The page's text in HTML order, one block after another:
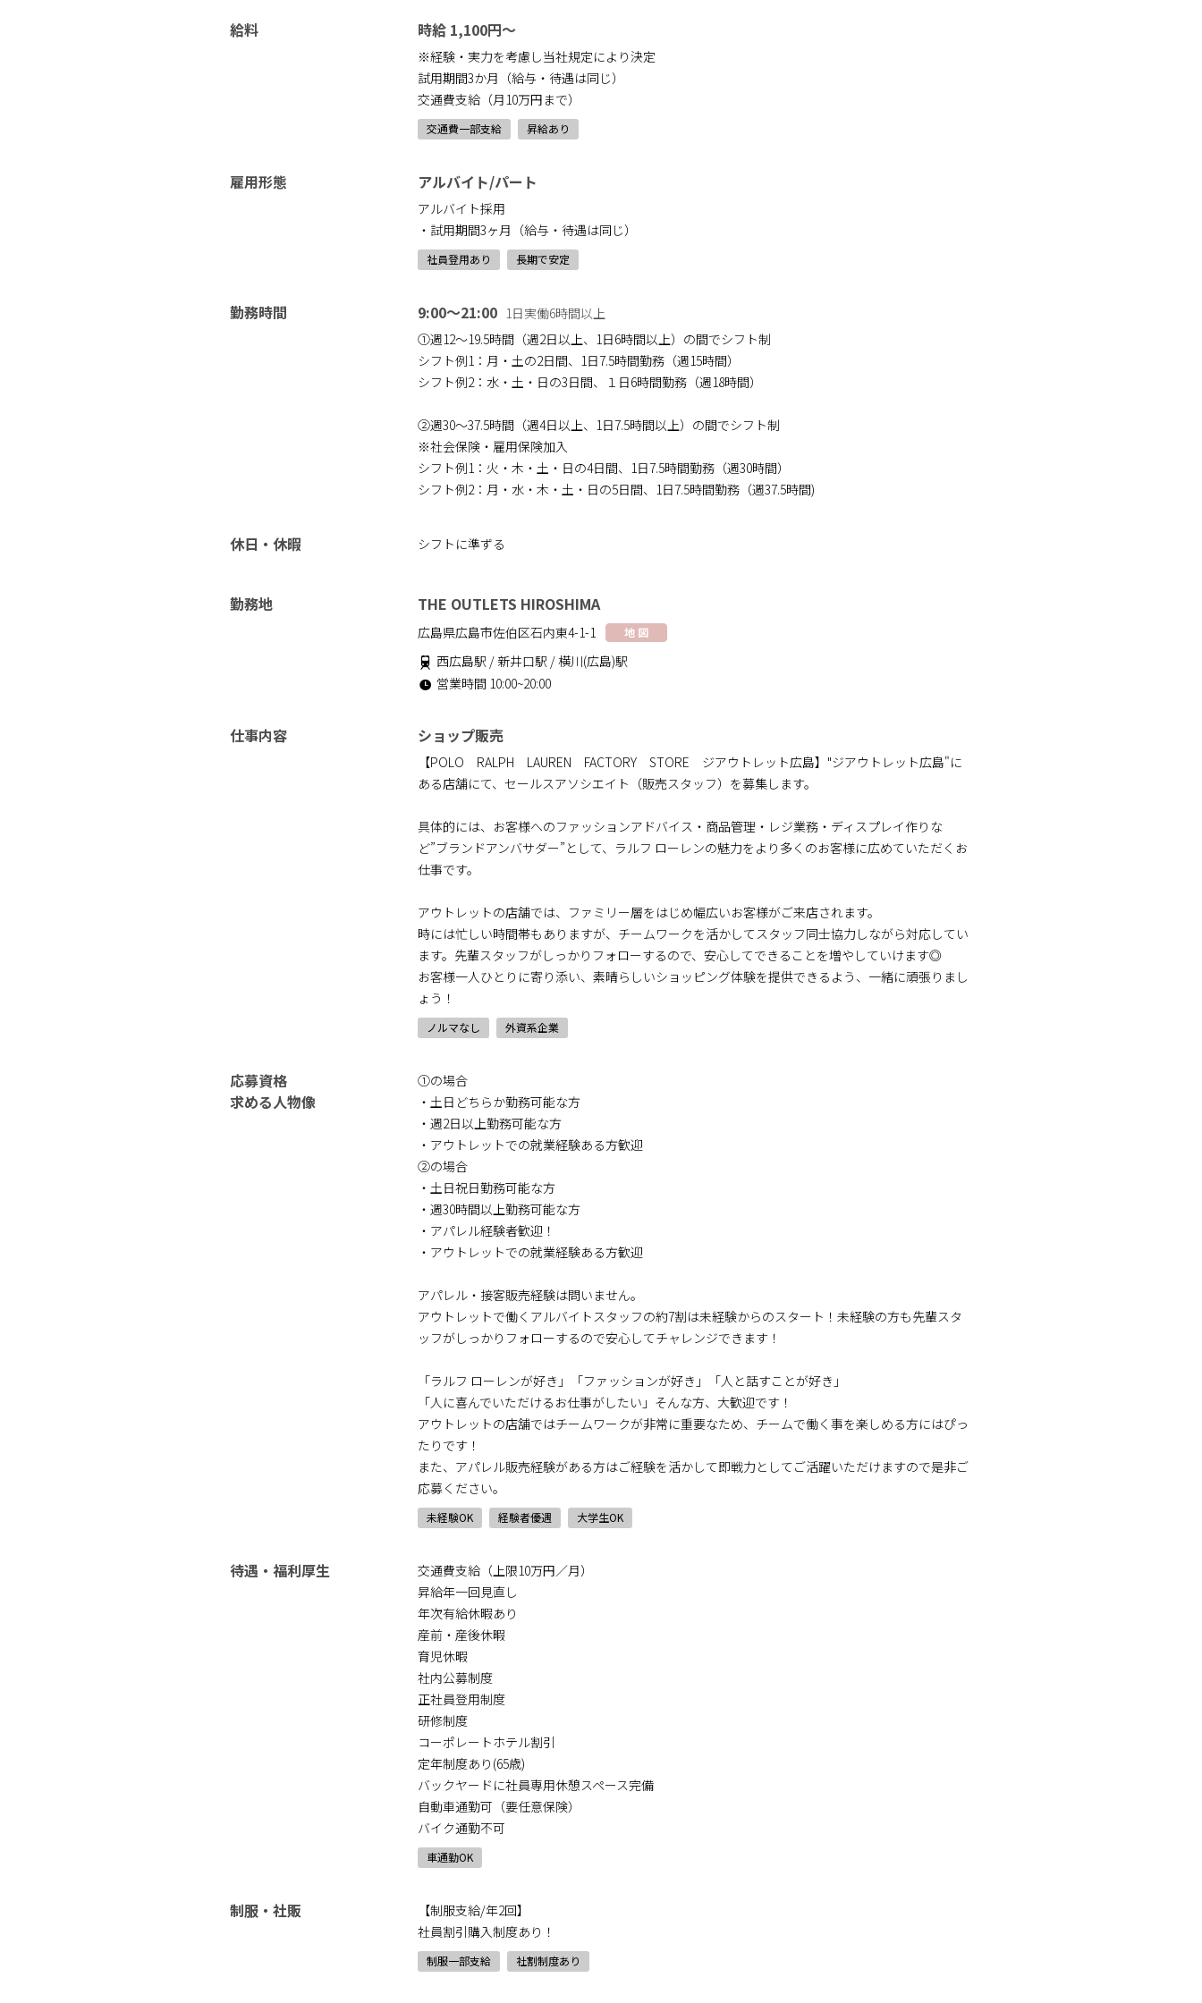
給料 時給 1,100円～
※経験・実力を考慮し当社規定により決定
試用期間3か月（給与・待遇は同じ）
交通費支給（月10万円まで）
交通費一部支給 昇給あり
雇用形態 アルバイト/パート
アルバイト採用
・試用期間3ヶ月（給与・待遇は同じ）
社員登用あり 長期で安定
勤務時間 9:00～21:00 1日実働6時間以上
①週12～19.5時間（週2日以上、1日6時間以上）の間でシフト制
シフト例1：月・土の2日間、1日7.5時間勤務（週15時間）
シフト例2：水・土・日の3日間、１日6時間勤務（週18時間）
②週30～37.5時間（週4日以上、1日7.5時間以上）の間でシフト制
※社会保険・雇用保険加入
シフト例1：火・木・土・日の4日間、1日7.5時間勤務（週30時間）
シフト例2：月・水・木・土・日の5日間、1日7.5時間勤務（週37.5時間)
休日・休暇 シフトに準ずる
勤務地 THE OUTLETS HIROSHIMA
広島県広島市佐伯区石内東4-1-1 地 図
西広島駅 / 新井口駅 / 横川(広島)駅
営業時間 10:00~20:00
仕事内容 ショップ販売
【POLO RALPH LAUREN FACTORY STORE ジアウトレット広島】"ジアウトレット広島"に
ある店舗にて、セールスアソシエイト（販売スタッフ）を募集します。
具体的には、お客様へのファッションアドバイス・商品管理・レジ業務・ディスプレイ作りな
ど”ブランドアンバサダー”として、ラルフ ローレンの魅力をより多くのお客様に広めていただくお
仕事です。
アウトレットの店舗では、ファミリー層をはじめ幅広いお客様がご来店されます。
時には忙しい時間帯もありますが、チームワークを活かしてスタッフ同士協力しながら対応してい
ます。先輩スタッフがしっかりフォローするので、安心してできることを増やしていけます◎
お客様一人ひとりに寄り添い、素晴らしいショッピング体験を提供できるよう、一緒に頑張りまし
ょう！
ノルマなし 外資系企業
応募資格
求める人物像
①の場合
・土日どちらか勤務可能な方
・週2日以上勤務可能な方
・アウトレットでの就業経験ある方歓迎
②の場合
・土日祝日勤務可能な方
・週30時間以上勤務可能な方
・アパレル経験者歓迎！
・アウトレットでの就業経験ある方歓迎
アパレル・接客販売経験は問いません。
アウトレットで働くアルバイトスタッフの約7割は未経験からのスタート！未経験の方も先輩スタ
ッフがしっかりフォローするので安心してチャレンジできます！
「ラルフ ローレンが好き」「ファッションが好き」「人と話すことが好き」
「人に喜んでいただけるお仕事がしたい」そんな方、大歓迎です！
アウトレットの店舗ではチームワークが非常に重要なため、チームで働く事を楽しめる方にはぴっ
たりです！
また、アパレル販売経験がある方はご経験を活かして即戦力としてご活躍いただけますので是非ご
応募ください。
未経験OK 経験者優遇 大学生OK
待遇・福利厚生
交通費支給（上限10万円／月）
昇給年一回見直し
年次有給休暇あり
産前・産後休暇
育児休暇
社内公募制度
正社員登用制度
研修制度
コーポレートホテル割引
定年制度あり(65歳)
バックヤードに社員専用休憩スペース完備
自動車通勤可（要任意保険）
バイク通勤不可
車通勤OK
制服・社販
【制服支給/年2回】
社員割引購入制度あり！
制服一部支給 社割制度あり